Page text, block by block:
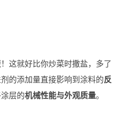
这就好比你炒菜时撒盐，多了
的添加量直接影响到涂料的反
层的机械性能与外观质量。